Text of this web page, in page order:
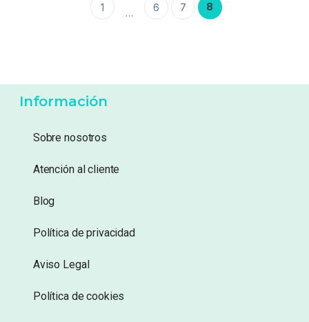
1 … 6 7 8
Información
Sobre nosotros
Atención al cliente
Blog
Política de privacidad
Aviso Legal
Política de cookies